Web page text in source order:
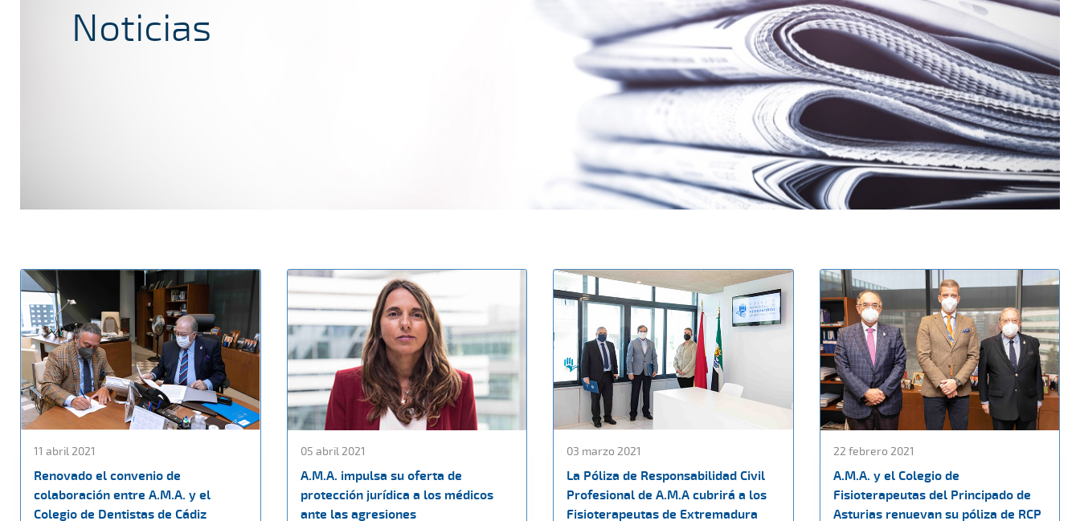
Noticias
11 abril 2021
Renovado el convenio de
colaboración entre A.M.A. y el
Colegio de Dentistas de Cádiz
05 abril 2021
A.M.A. impulsa su oferta de
protección jurídica a los médicos
ante las agresiones
03 marzo 2021
La Póliza de Responsabilidad Civil
Profesional de A.M.A cubrirá a los
Fisioterapeutas de Extremadura
22 febrero 2021
A.M.A. y el Colegio de
Fisioterapeutas del Principado de
Asturias renuevan su póliza de RCP